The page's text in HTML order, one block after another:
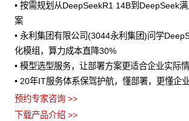
• 按需规划从DeepSeekR1 14B到DeepSeek
案
• 永利集团有限公司(3044永利集团)问学
化模组，算力成本直降30%
• 模型选型服务，让部署方案更适合企业实际
• 20年IT服务体系保驾护航，懂部署，更懂企
预约专家咨询 >>
下载产品介绍 >>